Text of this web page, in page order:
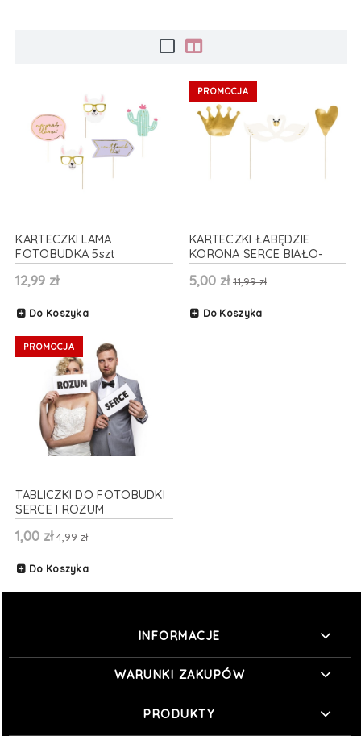
KARTECZKI LAMA
FOTOBUDKA 5szt
12,99 zł
Do Koszyka
KARTECZKI ŁABĘDZIE
KORONA SERCE BIAŁO-
ZŁOTE 3szt
5,00 zł 11,99 zł
Do Koszyka
PROMOCJA
TABLICZKI DO FOTOBUDKI
SERCE I ROZUM
1,00 zł 4,99 zł
Do Koszyka
PROMOCJA
INFORMACJE
WARUNKI ZAKUPÓW
PRODUKTY